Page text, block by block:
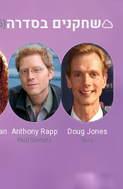
שחקנים בסדרה(6)
Doug Jones
Saru
Anthony Rapp
Paul Stamets